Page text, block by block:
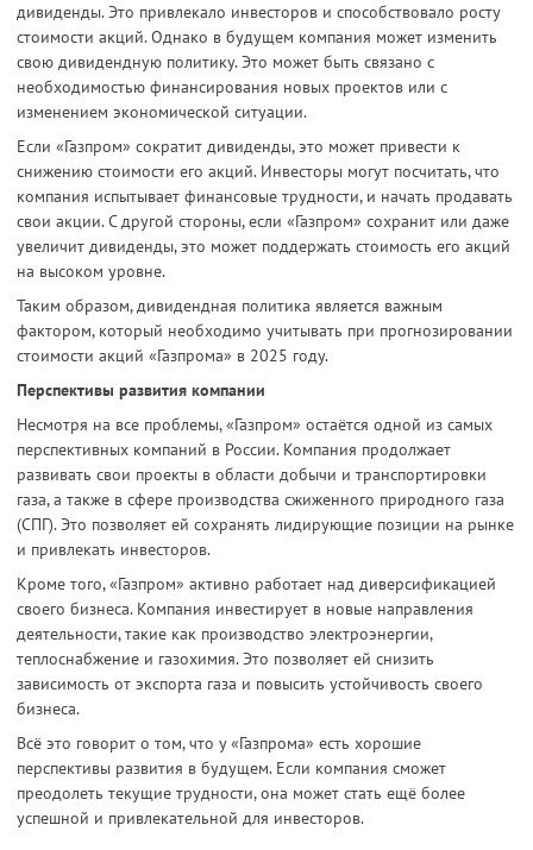
дивиденды. Это привлекало инвесторов и способствовало росту
стоимости акций. Однако в будущем компания может изменить
свою дивидендную политику. Это может быть связано с
необходимостью финансирования новых проектов или с
изменением экономической ситуации.
Если «Газпром» сократит дивиденды, это может привести к
снижению стоимости его акций. Инвесторы могут посчитать, что
компания испытывает финансовые трудности, и начать продавать
свои акции. С другой стороны, если «Газпром» сохранит или даже
увеличит дивиденды, это может поддержать стоимость его акций
на высоком уровне.
Таким образом, дивидендная политика является важным
фактором, который необходимо учитывать при прогнозировании
стоимости акций «Газпрома» в 2025 году.
Перспективы развития компании
Несмотря на все проблемы, «Газпром» остаётся одной из самых
перспективных компаний в России. Компания продолжает
развивать свои проекты в области добычи и транспортировки
газа, а также в сфере производства сжиженного природного газа
(СПГ). Это позволяет ей сохранять лидирующие позиции на рынке
и привлекать инвесторов.
Кроме того, «Газпром» активно работает над диверсификацией
своего бизнеса. Компания инвестирует в новые направления
деятельности, такие как производство электроэнергии,
теплоснабжение и газохимия. Это позволяет ей снизить
зависимость от экспорта газа и повысить устойчивость своего
бизнеса.
Всё это говорит о том, что у «Газпрома» есть хорошие
перспективы развития в будущем. Если компания сможет
преодолеть текущие трудности, она может стать ещё более
успешной и привлекательной для инвесторов.